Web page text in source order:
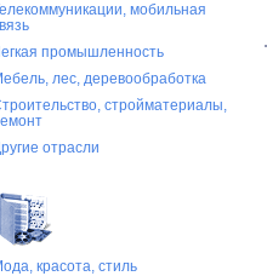
мобильная
промышленность
лес, деревообработка
стройматериалы,
отрасли
красота, стиль